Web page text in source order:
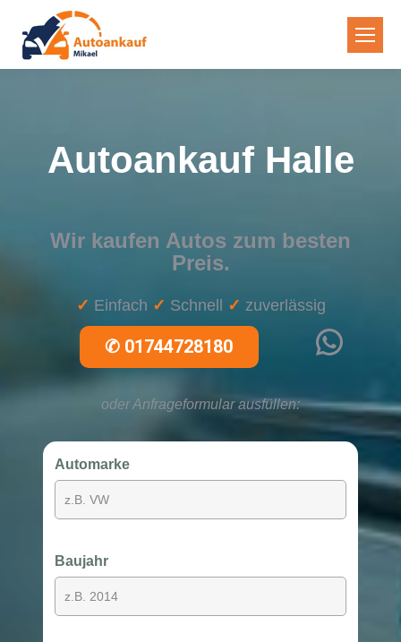
Autoankauf Halle
Wir kaufen Autos zum besten
Preis.
✓ Einfach ✓ Schnell ✓ zuverlässig
✆ 01744728180 WhatsApp
oder Anfrageformular ausfüllen:
Automarke
Baujahr